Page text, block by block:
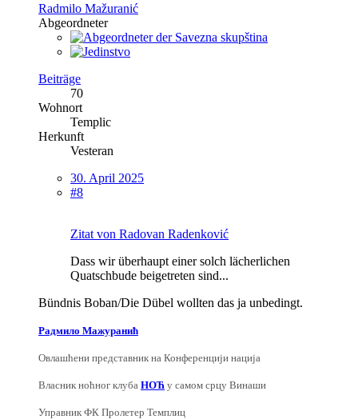
Radmilo Mažuranić
Abgeordneter
Beiträge
70
Wohnort
Templic
Herkunft
Vesteran
30. April 2025
#8
Zitat von Radovan Radenković
Dass wir überhaupt einer solch lächerlichen
Quatschbude beigetreten sind...
Bündnis Boban/Die Dübel wollten das ja unbedingt.
Радмило Мажуранић
Овлашћени представник на Конференцији нација
Власник ноћног клуба НОЋ у самом срцу Винаши
Управник ФК Пролетер Темплиц